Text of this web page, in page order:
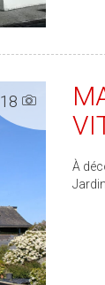
18
À
d'eau et un WC. La